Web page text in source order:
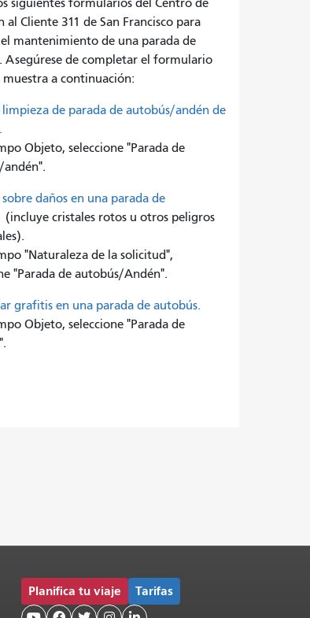
siguientes formularios del Centro de
al Cliente 311 de San Francisco para
mantenimiento de una parada de
Asegúrese de completar el formulario
muestra a continuación:
de parada de autobús/andén de
Objeto, seleccione "Parada de
daños en una parada de
cristales rotos u otros peligros
"Naturaleza de la solicitud",
"Parada de autobús/Andén".
grafitis en una parada de autobús.
Objeto, seleccione "Parada de
Planifica tu viaje Tarifas